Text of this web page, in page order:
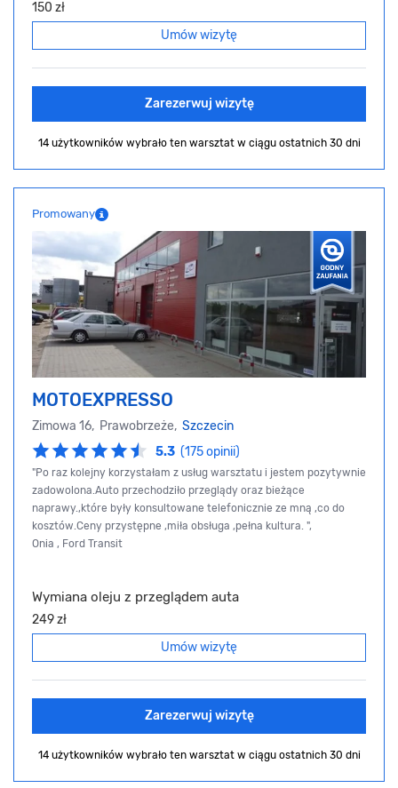
150 zł
Umów wizytę
Zarezerwuj wizytę
14 użytkowników wybrało ten warsztat w ciągu ostatnich 30 dni
Promowany
MOTOEXPRESSO
Zimowa 16, Prawobrzeże, Szczecin
5.3 (175 opinii)
"Po raz kolejny korzystałam z usług warsztatu i jestem pozytywnie
zadowolona.Auto przechodziło przeglądy oraz bieżące
naprawy.,które były konsultowane telefonicznie ze mną ,co do
kosztów.Ceny przystępne ,miła obsługa ,pełna kultura. ",
Onia , Ford Transit
Wymiana oleju z przeglądem auta
249 zł
Umów wizytę
Zarezerwuj wizytę
14 użytkowników wybrało ten warsztat w ciągu ostatnich 30 dni